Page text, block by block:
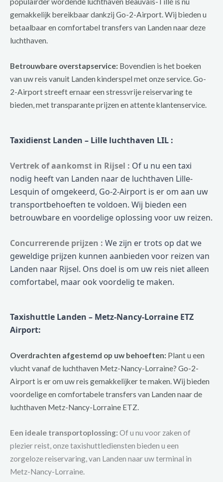
gemakkelijk bereikbaar dankzij Go-2-Airport. Wij bieden u
betaalbaar en comfortabel transfers van Landen naar deze
luchthaven.
Betrouwbare overstapservice: Bovendien is het boeken
van uw reis vanuit Landen kinderspel met onze service. Go-
2-Airport streeft ernaar een stressvrije reiservaring te
bieden, met transparante prijzen en attente klantenservice.
Taxidienst Landen – Lille luchthaven LIL :
Vertrek of aankomst in Rijsel : Of u nu een taxi
nodig heeft van Landen naar de luchthaven Lille-
Lesquin of omgekeerd, Go-2-Airport is er om aan uw
transportbehoeften te voldoen. Wij bieden een
betrouwbare en voordelige oplossing voor uw reizen.
Concurrerende prijzen : We zijn er trots op dat we
geweldige prijzen kunnen aanbieden voor reizen van
Landen naar Rijsel. Ons doel is om uw reis niet alleen
comfortabel, maar ook voordelig te maken.
Taxishuttle Landen – Metz-Nancy-Lorraine ETZ
Airport:
Overdrachten afgestemd op uw behoeften: Plant u een
vlucht vanaf de luchthaven Metz-Nancy-Lorraine? Go-2-
Airport is er om uw reis gemakkelijker te maken. Wij bieden
voordelige en comfortabele transfers van Landen naar de
luchthaven Metz-Nancy-Lorraine ETZ.
Een ideale transportoplossing: Of u nu voor zaken of
plezier reist, onze taxishuttlediensten bieden u een
zorgeloze reiservaring, van Landen naar uw terminal in
Metz-Nancy-Lorraine.